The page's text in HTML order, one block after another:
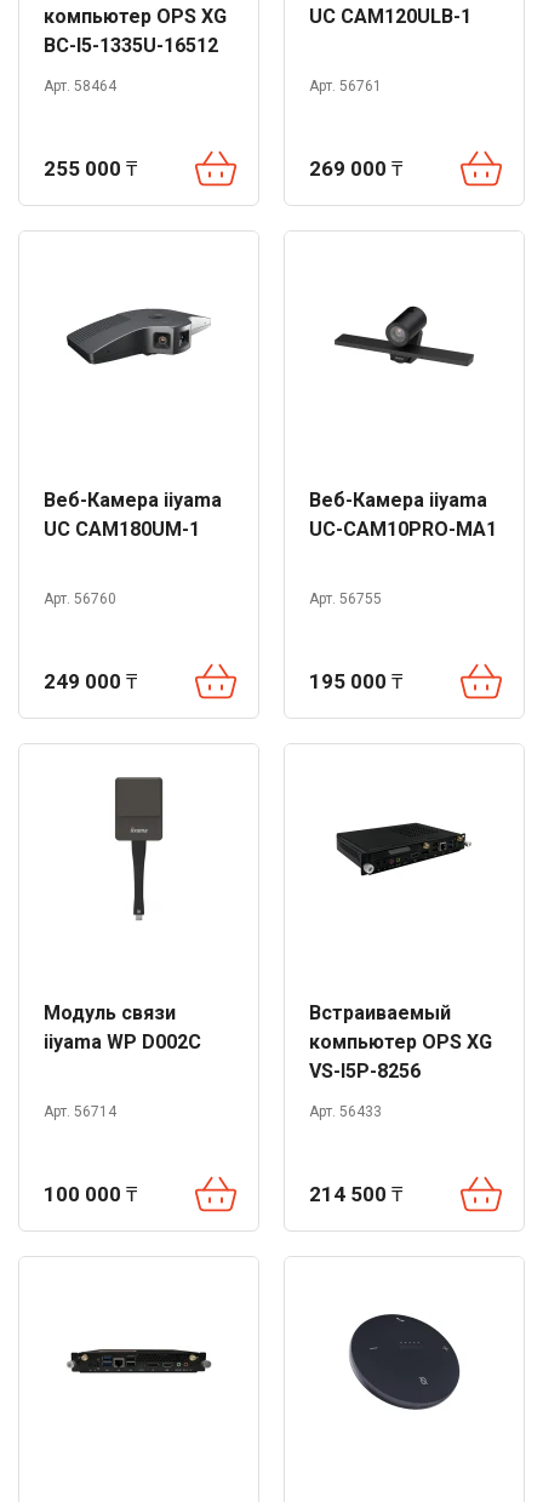
компьютер OPS XG
BC-I5-1335U-16512
Арт. 58464
255 000 ₸
UC CAM120ULB-1
Арт. 56761
269 000 ₸
Веб-Камера iiyama
UC CAM180UM-1
Арт. 56760
249 000 ₸
Веб-Камера iiyama
UC-CAM10PRO-MA1
Арт. 56755
195 000 ₸
Модуль связи
iiyama WP D002C
Арт. 56714
100 000 ₸
Встраиваемый
компьютер OPS XG
VS-I5P-8256
Арт. 56433
214 500 ₸